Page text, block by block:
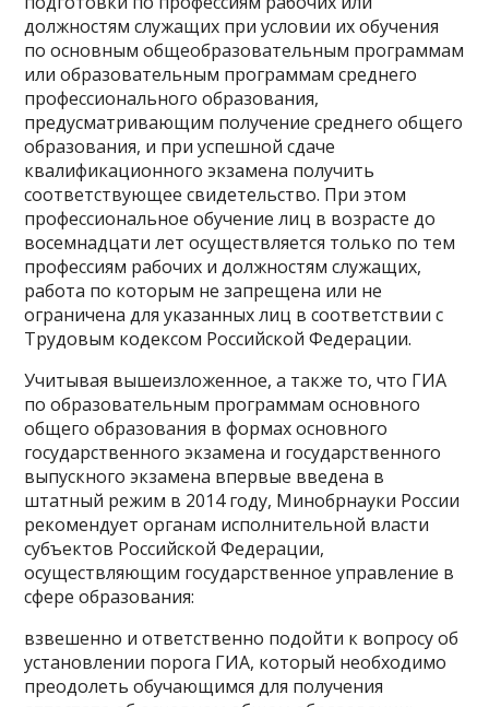
должностям служащих при условии их обучения
по основным общеобразовательным программам
или образовательным программам среднего
профессионального образования,
предусматривающим получение среднего общего
образования, и при успешной сдаче
квалификационного экзамена получить
соответствующее свидетельство. При этом
профессиональное обучение лиц в возрасте до
восемнадцати лет осуществляется только по тем
профессиям рабочих и должностям служащих,
работа по которым не запрещена или не
ограничена для указанных лиц в соответствии с
Трудовым кодексом Российской Федерации.
Учитывая вышеизложенное, а также то, что ГИА
по образовательным программам основного
общего образования в формах основного
государственного экзамена и государственного
выпускного экзамена впервые введена в
штатный режим в 2014 году, Минобрнауки России
рекомендует органам исполнительной власти
субъектов Российской Федерации,
осуществляющим государственное управление в
сфере образования:
взвешенно и ответственно подойти к вопросу об
установлении порога ГИА, который необходимо
преодолеть обучающимся для получения